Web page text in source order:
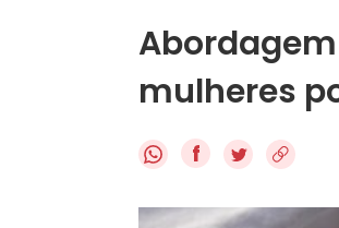
mulheres
f